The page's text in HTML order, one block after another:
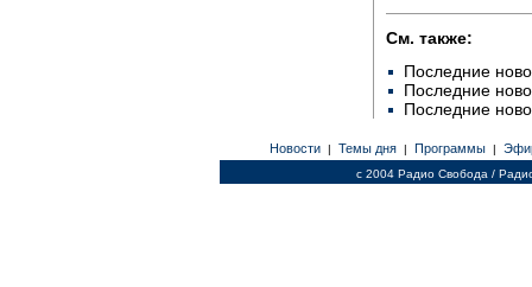
См. также:
Последние
Последние
Последние
Новости | Темы дня | Программы |
c 2004 Радио Свобода /